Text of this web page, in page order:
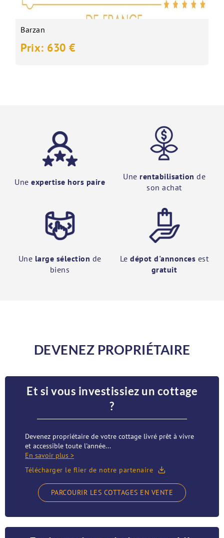
Barzan
Prix: 630 €
Une expertise hors paire
Une rentabilisation de
son achat
Une large sélection de
biens
Ledépot d'annonces est
gratuit
DEVENEZ PROPRIÉTAIRE
Et si vous investissiez un cottage
?
Devenez propriétaire de votre cottage livré prêt à vivre
et accessible toute l'année...
En savoir plus >
Télécharger le flier de notre partenaire
PARCOURIR LES COTTAGES EN VENTE